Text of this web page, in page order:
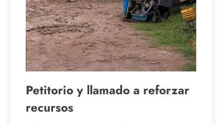
Petitorio y llamado a reforzar
recursos